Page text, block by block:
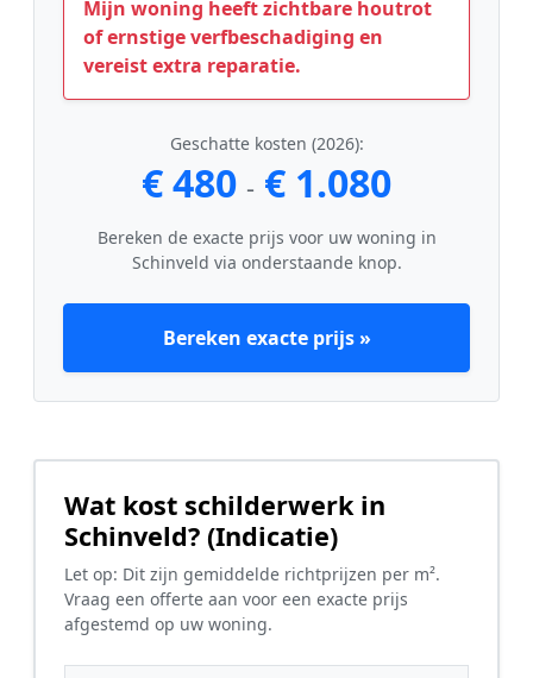
Mijn woning heeft zichtbare houtrot
of ernstige verfbeschadiging en
vereist extra reparatie.
Geschatte kosten (2026):
€ 480 - € 1.080
Bereken de exacte prijs voor uw woning in
Schinveld via onderstaande knop.
Bereken exacte prijs »
Wat kost schilderwerk in
Schinveld? (Indicatie)
Let op: Dit zijn gemiddelde richtprijzen per m².
Vraag een offerte aan voor een exacte prijs
afgestemd op uw woning.